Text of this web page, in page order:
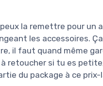
la remettre pour un
les accessoires.
il faut quand même
retoucher si tu es
du package à ce prix-